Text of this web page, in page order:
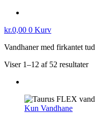
kr.0,00 0 Kurv
Vandhaner med firkantet tud
Viser 1–12 af 52 resultater
Kun Vandhane